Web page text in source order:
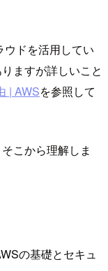
ドを活用してい
ますが詳しいこと
| AWSを参照して
こから理解しま
の基礎とセキュ